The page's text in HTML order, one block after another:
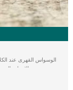
الوسواس القهرى عند
مجموعة من الاسباب
الاضطراب القهري
الحركات التي ليس لها